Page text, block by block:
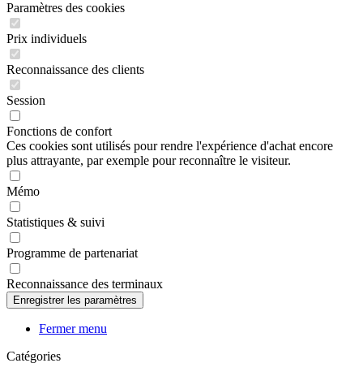
Paramètres des cookies
Prix individuels
Reconnaissance des clients
Session
Fonctions de confort
Ces cookies sont utilisés pour rendre l'expérience d'achat encore
plus attrayante, par exemple pour reconnaître le visiteur.
Mémo
Statistiques & suivi
Programme de partenariat
Reconnaissance des terminaux
Fermer menu
Catégories